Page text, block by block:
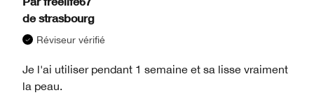
de strasbourg
Réviseur vérifié
Je l'ai utiliser pendant 1 semaine et sa lisse vraiment
la peau.